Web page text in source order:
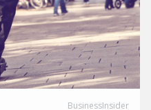
BusinessInsider